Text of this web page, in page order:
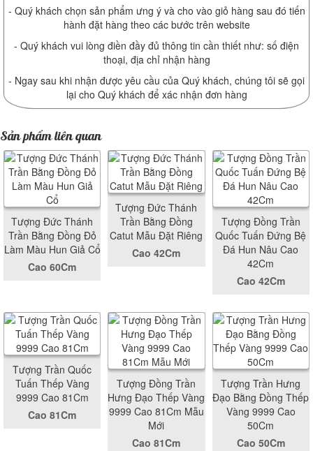
- Quý khách chọn sản phẩm ưng ý và cho vào giỏ hàng sau đó tiến
hành đặt hàng theo các bước trên website
- Quý khách vui lòng điền đầy đủ thông tin cần thiết như: số điện
thoại, địa chỉ nhận hàng
- Ngay sau khi nhận được yêu cầu của Quý khách, chúng tôi sẽ gọi
lại cho Quý khách để xác nhận đơn hàng
Sản phẩm liên quan
Tượng Đức Thánh
Trần Bằng Đồng Đỏ
Làm Màu Hun Giả Cổ
Cao 60Cm
Tượng Đức Thánh
Trần Bằng Đồng
Catut Mẫu Đặt Riêng
Cao 42Cm
Tượng Đồng Trần
Quốc Tuấn Đứng Bệ
Đá Hun Nâu Cao
42Cm
Cao 42Cm
Tượng Trần Quốc
Tuấn Thếp Vàng
9999 Cao 81Cm
Cao 81Cm
Tượng Đồng Trần
Hưng Đạo Thếp Vàng
9999 Cao 81Cm Mẫu
Mới
Cao 81Cm
Tượng Trần Hưng
Đạo Bằng Đồng Thếp
Vàng 9999 Cao
50Cm
Cao 50Cm